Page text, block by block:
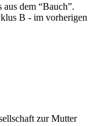
dem “Bauch”.
B - im vorherigen
zur Mutter